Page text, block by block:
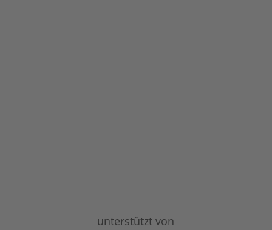
unterstützt von